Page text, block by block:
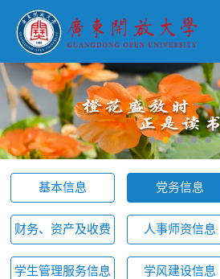
基本信息 党务信息
财务、资产及收费 人事师资信息
学生管理服务信息 学风建设信息